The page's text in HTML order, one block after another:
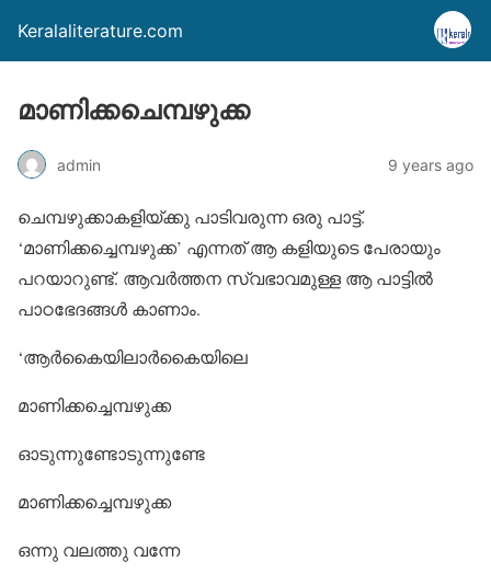
Keralaliterature.com
മാണിക്കചെമ്പഴുക്ക
admin 9 years ago
ചെമ്പഴുക്കാകളിയ്ക്കു പാടിവരുന്ന ഒരു പാട്ട്.
‘മാണിക്കച്ചെമ്പഴുക്ക’ എന്നത് ആ കളിയുടെ പേരായും
പറയാറുണ്ട്. ആവര്‍ത്തന സ്വഭാവമുള്ള ആ പാട്ടില്‍
പാഠഭേദങ്ങള്‍ കാണാം.
‘ആര്‍കൈയിലാര്‍കൈയിലെ
മാണിക്കച്ചെമ്പഴുക്ക
ഓടുന്നുണ്ടോടുന്നുണ്ടേ
മാണിക്കച്ചെമ്പഴുക്ക
ഒന്നു വലത്തു വന്നേ